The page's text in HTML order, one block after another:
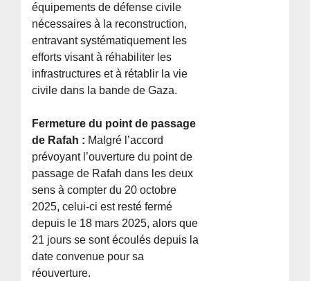
équipements de défense civile
nécessaires à la reconstruction,
entravant systématiquement les
efforts visant à réhabiliter les
infrastructures et à rétablir la vie
civile dans la bande de Gaza.
Fermeture du point de passage
de Rafah : Malgré l’accord
prévoyant l’ouverture du point de
passage de Rafah dans les deux
sens à compter du 20 octobre
2025, celui-ci est resté fermé
depuis le 18 mars 2025, alors que
21 jours se sont écoulés depuis la
date convenue pour sa
réouverture.